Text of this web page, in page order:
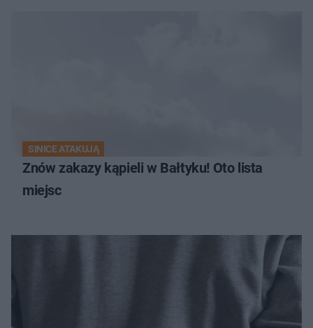
SINICE ATAKUJĄ
Znów zakazy kąpieli w Bałtyku! Oto lista
miejsc